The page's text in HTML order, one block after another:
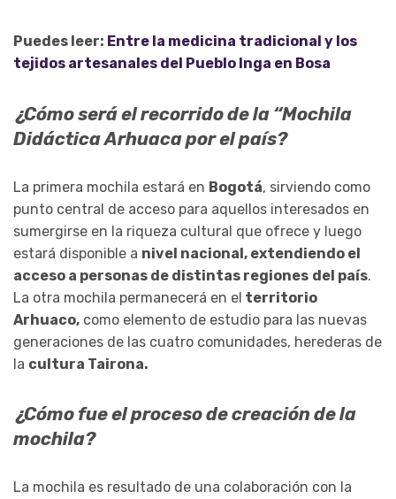
Puedes leer: Entre la medicina tradicional y los
tejidos artesanales del Pueblo Inga en Bosa
¿Cómo será el recorrido de la “Mochila
Didáctica Arhuaca por el país?
La primera mochila estará en Bogotá, sirviendo como
punto central de acceso para aquellos interesados en
sumergirse en la riqueza cultural que ofrece y luego
estará disponible a nivel nacional, extendiendo el
acceso a personas de distintas regiones del país.
La otra mochila permanecerá en el territorio
Arhuaco, como elemento de estudio para las nuevas
generaciones de las cuatro comunidades, herederas de
la cultura Tairona.
¿Cómo fue el proceso de creación de la
mochila?
La mochila es resultado de una colaboración con la